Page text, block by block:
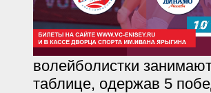
волейболистки
таблице, одержав 5